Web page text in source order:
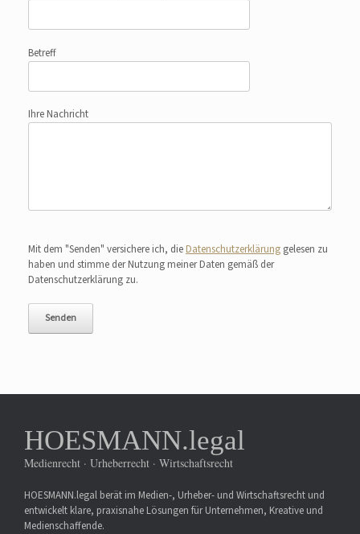
Betreff
Ihre Nachricht
Mit dem "Senden" versichere ich, die Datenschutzerklärung gelesen zu
haben und stimme der Nutzung meiner Daten gemäß der
Datenschutzerklärung zu.
HOESMANN.legal
Medienrecht · Urheberrecht · Wirtschaftsrecht
HOESMANN.legal berät im Medien-, Urheber- und Wirtschaftsrecht und
entwickelt klare, praxisnahe Lösungen für Unternehmen, Kreative und
Medienschaffende.